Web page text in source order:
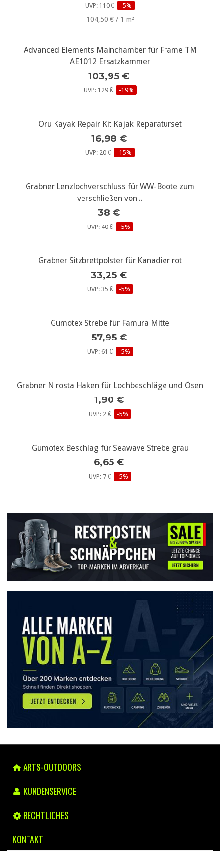
UVP: 110 € -5%
104,50 € / 1 m²
Advanced Elements Mainchamber für Frame TM
AE1012 Ersatzkammer
103,95 €
UVP: 129 € -19%
Oru Kayak Repair Kit Kajak Reparaturset
16,98 €
UVP: 20 € -15%
Grabner Lenzlochverschluss für WW-Boote zum
verschließen von...
38 €
UVP: 40 € -5%
Grabner Sitzbrettpolster für Kanadier rot
33,25 €
UVP: 35 € -5%
Gumotex Strebe für Famura Mitte
57,95 €
UVP: 61 € -5%
Grabner Nirosta Haken für Lochbeschläge und Ösen
1,90 €
UVP: 2 € -5%
Gumotex Beschlag für Seawave Strebe grau
6,65 €
UVP: 7 € -5%
ARTS-OUTDOORS
KUNDENSERVICE
RECHTLICHES
KONTAKT